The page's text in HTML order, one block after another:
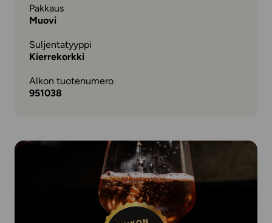
Pakkaus
Muovi
Suljentatyyppi
Kierrekorkki
Alkon tuotenumero
951038